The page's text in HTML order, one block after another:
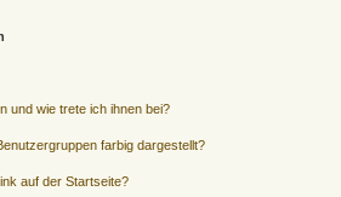
und wie trete ich ihnen bei?
farbig dargestellt?
auf der Startseite?